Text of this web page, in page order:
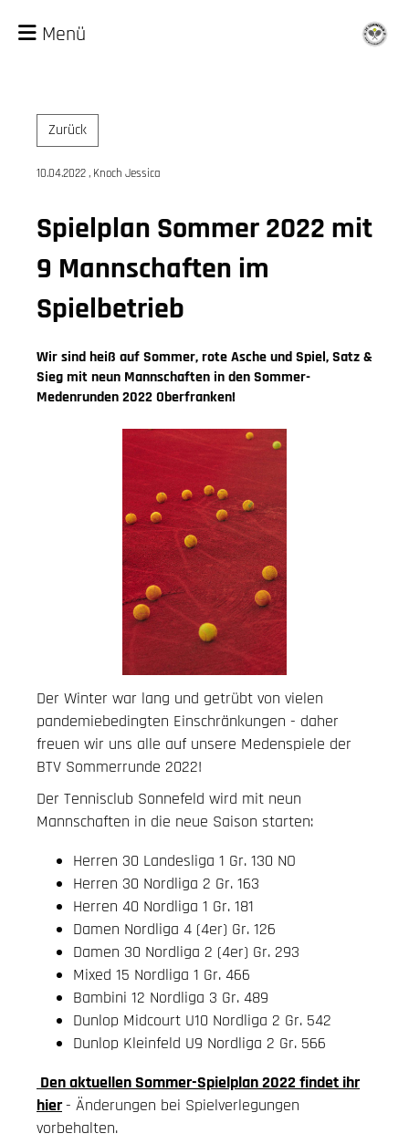
Menü
Zurück
10.04.2022, Knoch Jessica
Spielplan Sommer 2022 mit
9 Mannschaften im
Spielbetrieb
Wir sind heiß auf Sommer, rote Asche und Spiel, Satz &
Sieg mit neun Mannschaften in den Sommer-
Medenrunden 2022 Oberfranken!
Der Winter war lang und getrübt von vielen
pandemiebedingten Einschränkungen - daher
freuen wir uns alle auf unsere Medenspiele der
BTV Sommerrunde 2022!
Der Tennisclub Sonnefeld wird mit neun
Mannschaften in die neue Saison starten:
Herren 30 Landesliga 1 Gr. 130 NO
Herren 30 Nordliga 2 Gr. 163
Herren 40 Nordliga 1 Gr. 181
Damen Nordliga 4 (4er) Gr. 126
Damen 30 Nordliga 2 (4er) Gr. 293
Mixed 15 Nordliga 1 Gr. 466
Bambini 12 Nordliga 3 Gr. 489
Dunlop Midcourt U10 Nordliga 2 Gr. 542
Dunlop Kleinfeld U9 Nordliga 2 Gr. 566
Den aktuellen Sommer-Spielplan 2022 findet ihr
hier- Änderungen bei Spielverlegungen
vorbehalten.